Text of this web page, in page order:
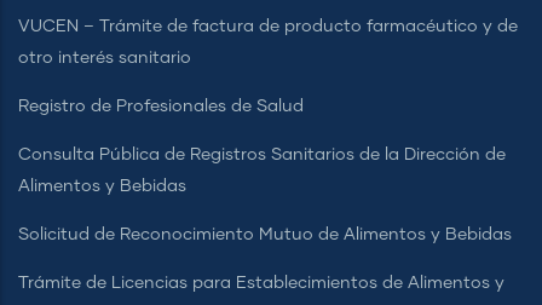
VUCEN – Trámite de factura de producto farmacéutico y de
otro interés sanitario
Registro de Profesionales de Salud
Consulta Pública de Registros Sanitarios de la Dirección de
Alimentos y Bebidas
Solicitud de Reconocimiento Mutuo de Alimentos y Bebidas
Trámite de Licencias para Establecimientos de Alimentos y